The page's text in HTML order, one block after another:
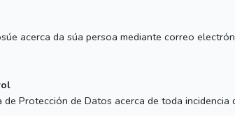
acerca da súa persoa mediante correo
Protección de Datos acerca de toda incidencia